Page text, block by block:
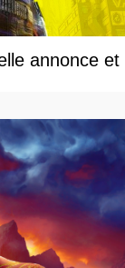
annonce et